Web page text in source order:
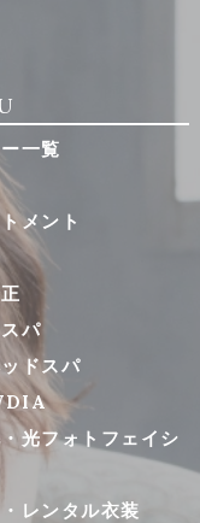
一覧
メント
パ
ドスパ
光フォトフェイシ
レンタル衣装